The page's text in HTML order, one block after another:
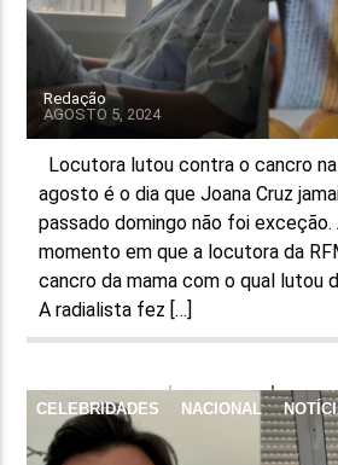
Redação
AGOSTO 5, 2024
Locutora lutou contra o cancro
agosto é o dia que Joana Cruz
passado domingo não foi exceção.
momento em que a locutora da
cancro da mama com o qual lutou
A radialista fez […]
CELEBRIDADES NACIONAL
REDES SOCIAIS